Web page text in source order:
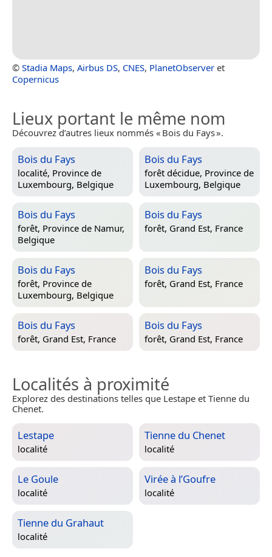
© Stadia Maps, Airbus DS, CNES, PlanetObserver et
Copernicus
Lieux portant le même nom
Découvrez d’autres lieux nommés « Bois du Fays ».
Bois du Fays
localité, Province de
Luxembourg, Belgique
Bois du Fays
forêt décidue, Province de
Luxembourg, Belgique
Bois du Fays
forêt, Province de Namur,
Belgique
Bois du Fays
forêt, Grand Est, France
Bois du Fays
forêt, Province de
Luxembourg, Belgique
Bois du Fays
forêt, Grand Est, France
Bois du Fays
forêt, Grand Est, France
Bois du Fays
forêt, Grand Est, France
Localités à proximité
Explorez des destinations telles que Lestape et Tienne du
Chenet.
Lestape
localité
Tienne du Chenet
localité
Le Goule
localité
Virée à l’Goufre
localité
Tienne du Grahaut
localité